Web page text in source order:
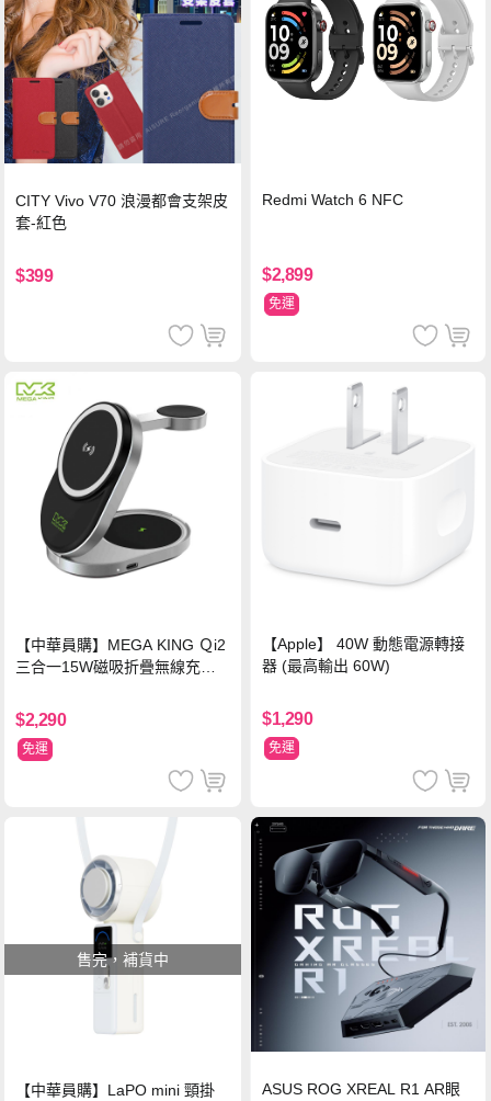
CITY Vivo V70 浪漫都會支架皮
套-紅色
$399
Redmi Watch 6 NFC
$2,899
免運
【中華員購】MEGA KING Ｑi2
三合一15W磁吸折疊無線充電
$2,290
免運
【Apple】 40W 動態電源轉接
器 (最高輸出 60W)
$1,290
免運
售完，補貨中
【中華員購】LaPO mini 頸掛
ASUS ROG XREAL R1 AR眼